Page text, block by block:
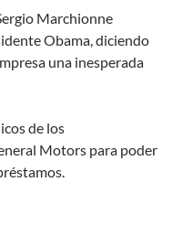
Marchionne
Obama, diciendo
una inesperada
de los
Motors para poder